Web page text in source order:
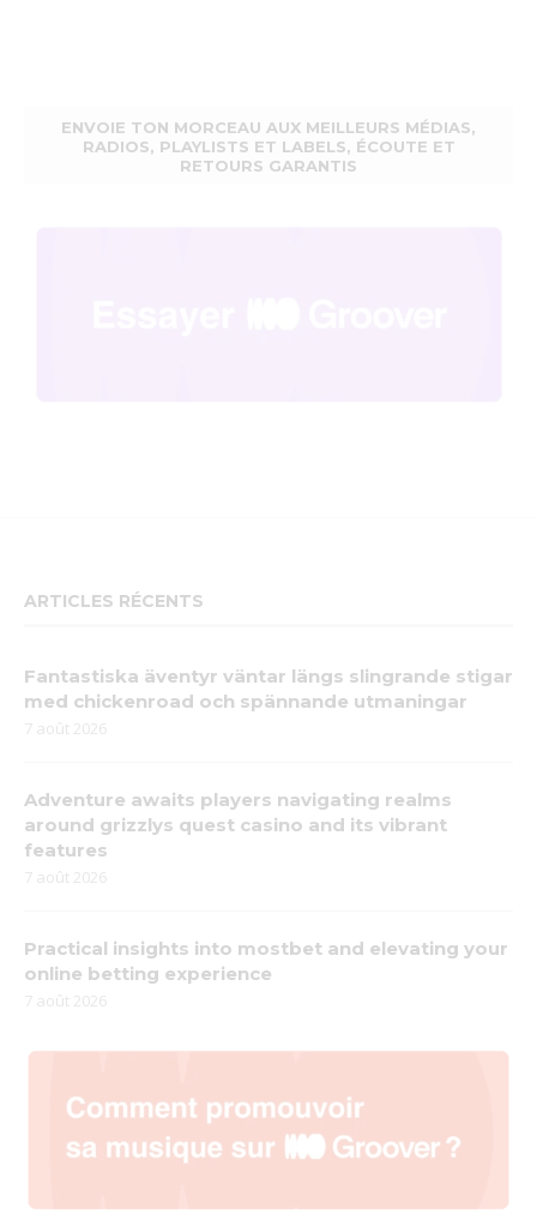
ENVOIE TON MORCEAU AUX MEILLEURS MÉDIAS,
RADIOS, PLAYLISTS ET LABELS, ÉCOUTE ET
RETOURS GARANTIS
ARTICLES RÉCENTS
Fantastiska äventyr väntar längs slingrande stigar
med chickenroad och spännande utmaningar
7 août 2026
Adventure awaits players navigating realms
around grizzlys quest casino and its vibrant
features
7 août 2026
Practical insights into mostbet and elevating your
online betting experience
7 août 2026